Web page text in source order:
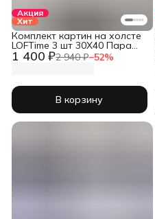
Акция
Хит
1 400 ₽2 940 ₽−52%
Комплект картин на холсте
LOFTime 3 шт 30Х40 Пара
золото К-1216-3040
В корзину